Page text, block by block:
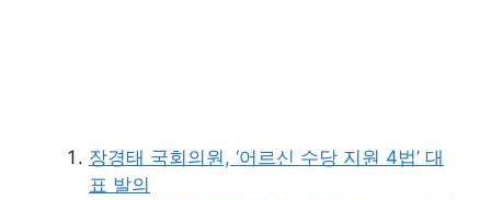
장경태 국회의원, ‘어르신 수당 지원 4법’ 대
표 발의